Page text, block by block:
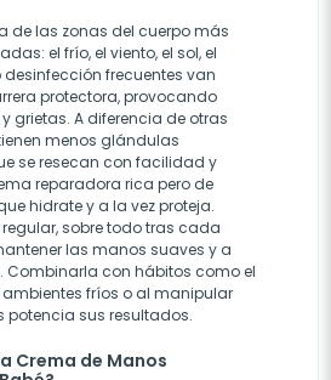
de las zonas del cuerpo más
el frío, el viento, el sol, el
frecuentes van
protectora, provocando
grietas. A diferencia de otras
menos glándulas
se resecan con facilidad y
reparadora rica pero de
hidrate y a la vez proteja.
sobre todo tras cada
las manos suaves y a
Combinarla con hábitos como el
fríos o al manipular
potencia sus resultados.
Crema de Manos